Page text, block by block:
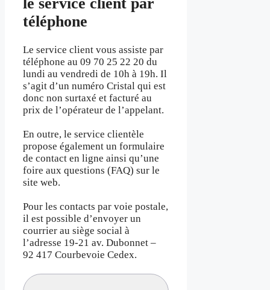
téléphone
Le service client vous assiste par
téléphone au 09 70 25 22 20 du
lundi au vendredi de 10h à 19h. Il
s’agit d’un numéro Cristal qui est
donc non surtaxé et facturé au
prix de l’opérateur de l’appelant.
En outre, le service clientèle
propose également un formulaire
de contact en ligne ainsi qu’une
foire aux questions (FAQ) sur le
site web.
Pour les contacts par voie postale,
il est possible d’envoyer un
courrier au siège social à
l’adresse 19-21 av. Dubonnet –
92 417 Courbevoie Cedex.